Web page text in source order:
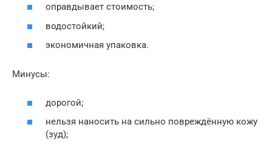
оправдывает стоимость;
водостойкий;
экономичная упаковка.
Минусы:
дорогой;
нельзя наносить на сильно повреждённую кожу
(зуд);